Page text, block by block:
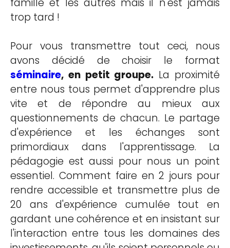
famille et les autres mais il n'est jamais
trop tard !
Pour vous transmettre tout ceci, nous
avons décidé de choisir le format
séminaire, en petit groupe. La proximité
entre nous tous permet d'apprendre plus
vite et de répondre au mieux aux
questionnements de chacun. Le partage
d'expérience et les échanges sont
primordiaux dans l'apprentissage. La
pédagogie est aussi pour nous un point
essentiel. Comment faire en 2 jours pour
rendre accessible et transmettre plus de
20 ans d'expérience cumulée tout en
gardant une cohérence et en insistant sur
l'interaction entre tous les domaines des